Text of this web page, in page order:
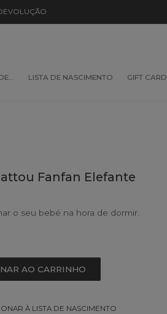
LISTA DE NASCIMENTO GIFT CARD
Fanfan Elefante
o seu bebé na hora de dormir.
AO CARRINHO
À LISTA DE NASCIMENTO